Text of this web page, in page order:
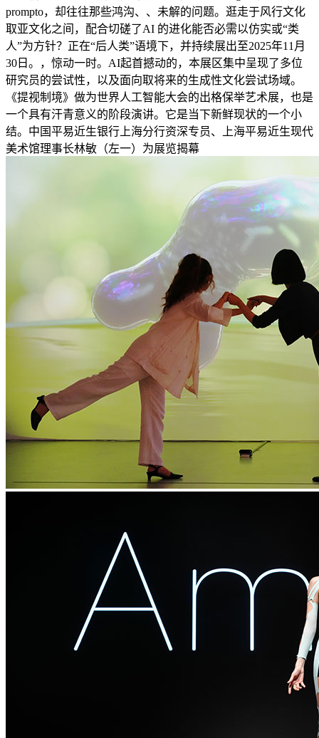
prompto，却往往那些鸿沟、、未解的问题。逛走于风行文化
取亚文化之间，配合切磋了AI 的进化能否必需以仿实或“类
人”为方针？正在“后人类”语境下，并持续展出至2025年11月
30日。，惊动一时。AI起首撼动的，本展区集中呈现了多位
研究员的尝试性，以及面向取将来的生成性文化尝试场域。
《提视制境》做为世界人工智能大会的出格保举艺术展，也是
一个具有汗青意义的阶段演讲。它是当下新鲜现状的一个小
结。中国平易近生银行上海分行资深专员、上海平易近生现代
美术馆理事长林敏（左一）为展览揭幕